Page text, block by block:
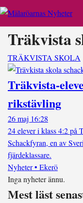
Träkvista
TRÄKVISTA SKOLA
Träkvista-
rikstävling
26 maj 16:28
24 elever i klass 4:2 på
Schackfyran, en av
fjärdeklassare.
Nyheter • Ekerö
Inga nyheter ännu.
Mest läst